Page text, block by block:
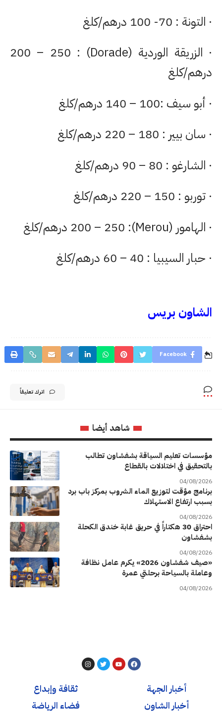
· التونة : 70- 100 درهم/كلغ
· الزريقة الوردية (Dorade) : 200 – 250
درهم/كلغ
· أبو سيف :100 – 140 درهم/كلغ
· سان بيير : 180 – 220 درهم/كلغ
· الشارغو : 80 – 90 درهم/كلغ
· توربو : 150 – 220 درهم/كلغ
· الهامور (Merou): 200 – 250 درهم/كلغ
· حبار السيبيا : 40 – 60 درهم/كلغ
الشاون بريس
Facebook
اترك تعليقاً
شاهد أيضا
مؤسسات تعليم السياقة بشفشاون تطالب
بالتحقيق في اختلالات بالقطاع
04/08/2026
برنامج مؤقت لتوزيع الماء الشروب بمركز باب برد
بسبب ارتفاع الاستهلاك
04/08/2026
احتراق 30 هكتاراً في حريق غابة خندق الكحلة
بشفشاون
04/08/2026
«صيف شفشاون 2026» يكرم عامل نظافة
وعاملة بالسياحة برحلتي عمرة
04/08/2026
أخبار الجهة
أخبار الشاون
ثقافة وإبداع
فضاء الرياضة